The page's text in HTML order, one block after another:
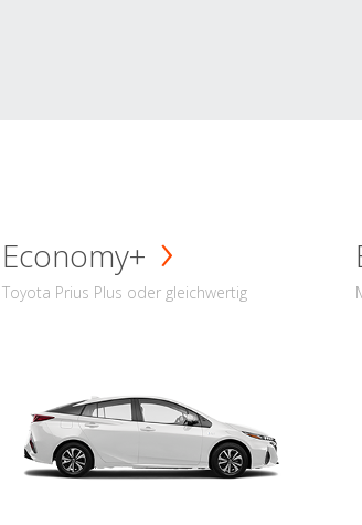
Economy+
Toyota Prius Plus oder gleichwertig